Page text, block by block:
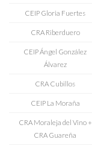
CEIP Gloria Fuertes
CRA Riberduero
CEIP Ángel González
Álvarez
CRA Cubillos
CEIP La Moraña
CRA Moraleja del Vino +
CRA Guareña